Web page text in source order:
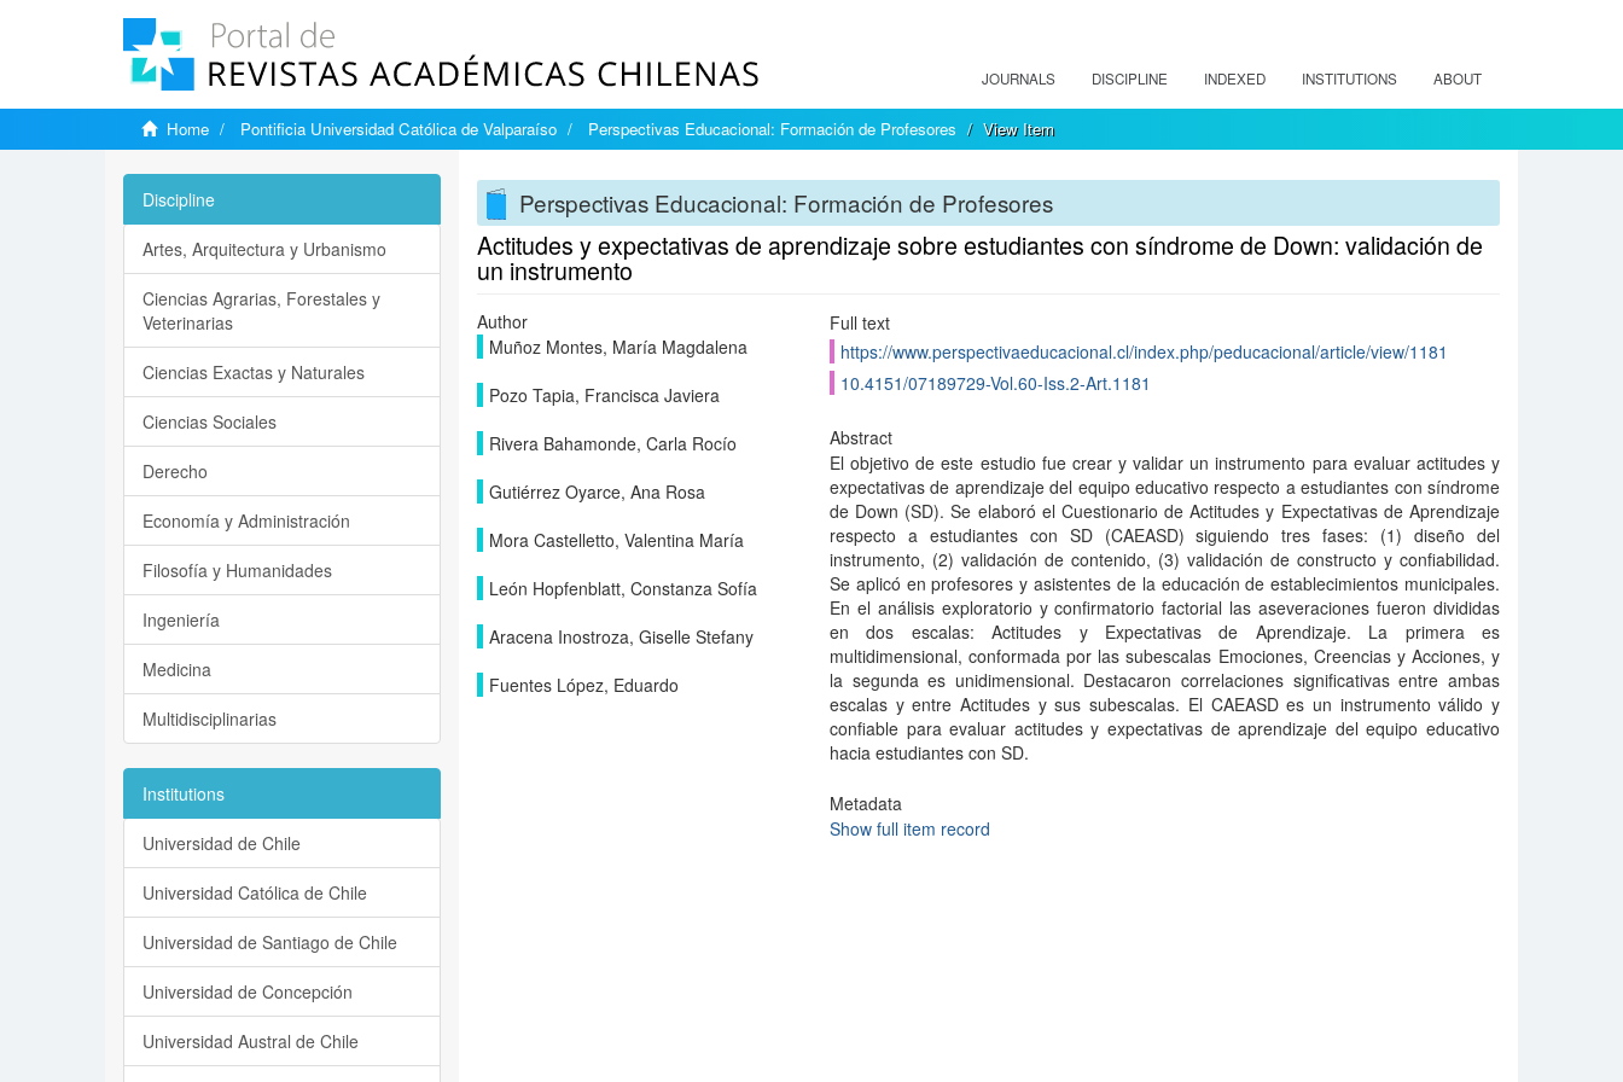
JOURNALS DISCIPLINE INDEXED INSTITUTIONS ABOUT
Home Pontificia Universidad Católica de Valparaíso Perspectivas Educacional: Formación de Profesores View Item
Perspectivas Educacional: Formación de Profesores
Actitudes y expectativas de aprendizaje sobre estudiantes con síndrome de Down: validación de
un instrumento
Author
Muñoz Montes, María Magdalena
Pozo Tapia, Francisca Javiera
Rivera Bahamonde, Carla Rocío
Gutiérrez Oyarce, Ana Rosa
Mora Castelletto, Valentina María
León Hopfenblatt, Constanza Sofía
Aracena Inostroza, Giselle Stefany
Fuentes López, Eduardo
Full text
https://www.perspectivaeducacional.cl/index.php/peducacional/article/view/1181
10.4151/07189729-Vol.60-Iss.2-Art.1181
Abstract
El objetivo de este estudio fue crear y validar un instrumento para evaluar actitudes y
expectativas de aprendizaje del equipo educativo respecto a estudiantes con síndrome
de Down (SD). Se elaboró el Cuestionario de Actitudes y Expectativas de Aprendizaje
respecto a estudiantes con SD (CAEASD) siguiendo tres fases: (1) diseño del
instrumento, (2) validación de contenido, (3) validación de constructo y confiabilidad.
Se aplicó en profesores y asistentes de la educación de establecimientos municipales.
En el análisis exploratorio y confirmatorio factorial las aseveraciones fueron divididas
en dos escalas: Actitudes y Expectativas de Aprendizaje. La primera es
multidimensional, conformada por las subescalas Emociones, Creencias y Acciones, y
la segunda es unidimensional. Destacaron correlaciones significativas entre ambas
escalas y entre Actitudes y sus subescalas. El CAEASD es un instrumento válido y
confiable para evaluar actitudes y expectativas de aprendizaje del equipo educativo
hacia estudiantes con SD.
Metadata
Show full item record
Discipline
Artes, Arquitectura y Urbanismo
Ciencias Agrarias, Forestales y
Veterinarias
Ciencias Exactas y Naturales
Ciencias Sociales
Derecho
Economía y Administración
Filosofía y Humanidades
Ingeniería
Medicina
Multidisciplinarias
Institutions
Universidad de Chile
Universidad Católica de Chile
Universidad de Santiago de Chile
Universidad de Concepción
Universidad Austral de Chile